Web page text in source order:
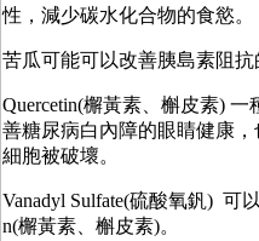
性，減少碳水化合物的食慾。
苦瓜可能可以改善胰島素阻抗
Quercetin(檞黃素、槲皮素)
善糖尿病白內障的眼睛健康
細胞被破壞。
Vanadyl Sulfate(硫酸氧釩) 可
n(檞黃素、槲皮素)。